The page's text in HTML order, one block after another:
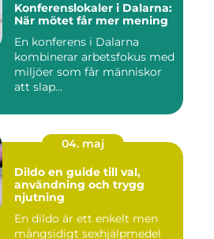
Konferenslokaler i Dalarna:
När mötet får mer mening
En konferens i Dalarna
kombinerar arbetsfokus med
miljöer som får människor
att slap...
04. maj
Dildo en guide till val,
användning och trygg
njutning
En dildo är ett enkelt men
mångsidigt sexhjälpmedel